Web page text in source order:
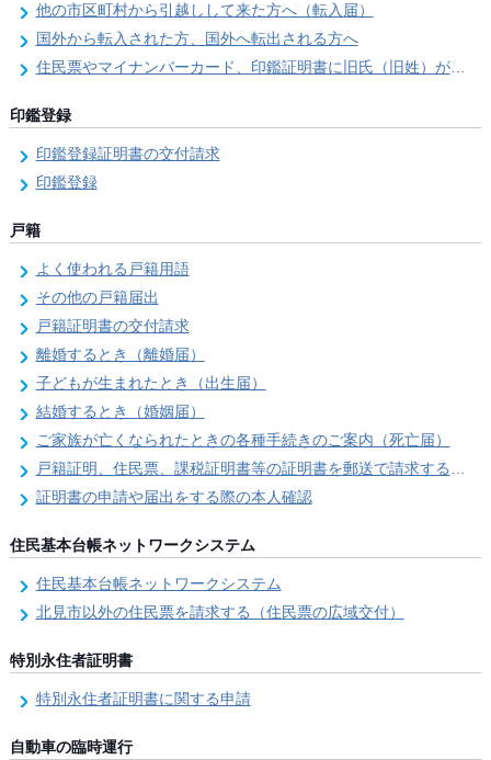
他の市区町村から引越しして来た方へ（転入届）
国外から転入された方、国外へ転出される方へ
住民票やマイナンバーカード、印鑑証明書に旧氏（旧姓）が併記できるようになりました！
印鑑登録
印鑑登録証明書の交付請求
印鑑登録
戸籍
よく使われる戸籍用語
その他の戸籍届出
戸籍証明書の交付請求
離婚するとき（離婚届）
子どもが生まれたとき（出生届）
結婚するとき（婚姻届）
ご家族が亡くなられたときの各種手続きのご案内（死亡届）
戸籍証明、住民票、課税証明書等の証明書を郵送で請求する際の本人確認
証明書の申請や届出をする際の本人確認
住民基本台帳ネットワークシステム
住民基本台帳ネットワークシステム
北見市以外の住民票を請求する（住民票の広域交付）
特別永住者証明書
特別永住者証明書に関する申請
自動車の臨時運行